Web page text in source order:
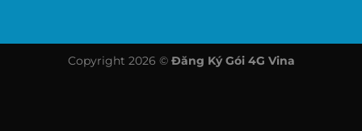
Copyright 2026 © Đăng Ký Gói 4G Vina